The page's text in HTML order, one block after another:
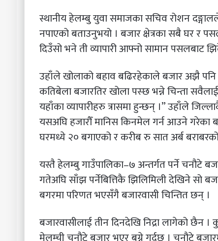
स्थानीय हेलम्बु युवा समाजका सचिव रोशन
नपाएको बताउनुभयो । बजार क्षेत्रका सबै घर र
दिउँसो भने ती व्यापारी आफ्नो सामान पसलबाट
उहाँले खोलाको बहाव बढिरहेकाले बजार अझै पनि
कतिबेला बजारतिर खोला पस्छ भन्ने चिन्ता
यहाँका व्यापारीहरु त्रासमा हुन्छन् ।” उहाँले
यसअघि हजारौँ मानिस किनमेल गर्न आउने गरेका
घरमध्ये २० बगाएको र करीब रु सात अर्ब
यस्तै हेलम्बु गाउँपालिका–७ अन्तर्गत पर्ने चनौटे
गतेअघि साँझ पर्नेबित्तिकै झिलिमिली देखिने सो
बगरमा परिणत भएसँगै बजारवासी चिन्तित छन् ।
बजारवासीलाई तीन दिनदेखि निद्रा लागेको छैन